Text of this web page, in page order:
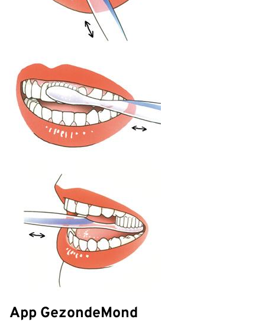
App GezondeMond